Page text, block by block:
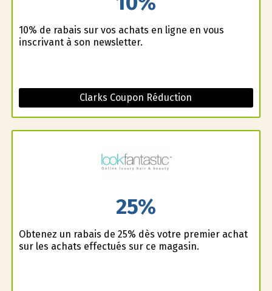
10% de rabais sur vos achats en ligne en vous
inscrivant à son newsletter.
Clarks Coupon Réduction
25%
Obtenez un rabais de 25% dès votre premier achat
sur les achats effectués sur ce magasin.